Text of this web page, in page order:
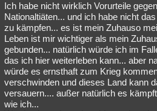
Ich habe nicht wirklich Vorurteile
Nationaltiäten... und ich habe nicht
zu kämpfen... es ist mein Zuhauso
Leben ist mir wichtiger als mein
gebunden... natürlich würde ich im
das ich hier weiterleben kann... aber
würde es ernsthaft zum Krieg
verschwinden und dieses Land kann
versauern.... außer natürlich es
wie ich...